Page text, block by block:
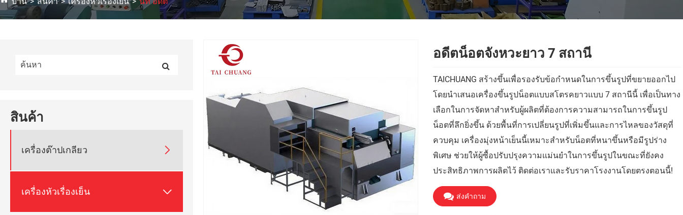
สินค้า
เครื่องต๊าปเกลียว 
เครื่องหัวเรื่องเย็น 
อดีตน็อตจังหวะยาว 7 สถานี
TAICHUANG สร้างขึ้นเพื่อรองรับข้อกำหนดในการขึ้นรูปที่ขยายออกไป
โดยนำเสนอเครื่องขึ้นรูปน็อตแบบสโตรคยาวแบบ 7 สถานีนี้ เพื่อเป็นทาง
เลือกในการจัดหาสำหรับผู้ผลิตที่ต้องการความสามารถในการขึ้นรูป
น็อตที่ลึกยิ่งขึ้น ด้วยพื้นที่การเปลี่ยนรูปที่เพิ่มขึ้นและการไหลของวัสดุที่
ควบคุม เครื่องมุ่งหน้าเย็นนี้เหมาะสำหรับน็อตที่หนาขึ้นหรือมีรูปร่าง
พิเศษ ช่วยให้ผู้ซื้อปรับปรุงความแม่นยำในการขึ้นรูปในขณะที่ยังคง
ประสิทธิภาพการผลิตไว้ ติดต่อเราและรับราคาโรงงานโดยตรงตอนนี้!
ส่งคำถาม